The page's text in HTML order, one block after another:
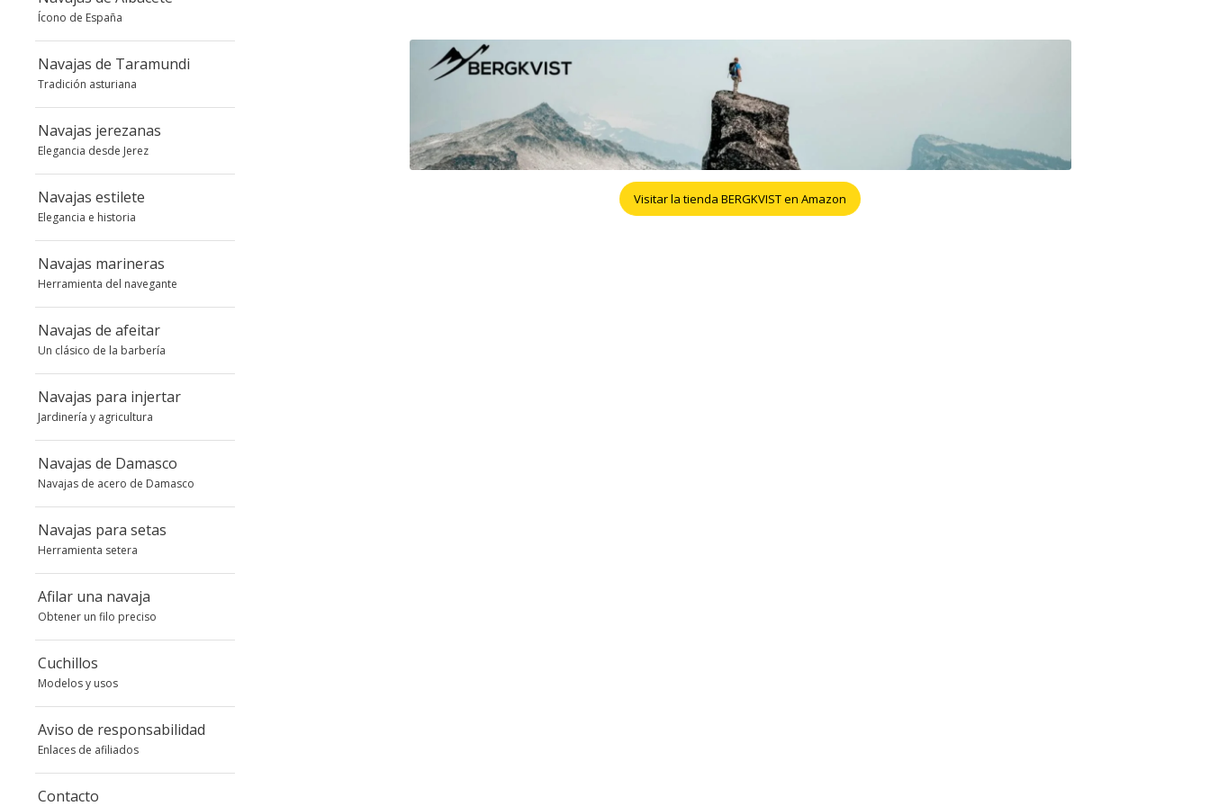
Ícono de España
Navajas de Taramundi
Tradición asturiana
Navajas jerezanas
Elegancia desde Jerez
Navajas estilete
Elegancia e historia
Navajas marineras
Herramienta del navegante
Navajas de afeitar
Un clásico de la barbería
Navajas para injertar
Jardinería y agricultura
Navajas de Damasco
Navajas de acero de Damasco
Navajas para setas
Herramienta setera
Afilar una navaja
Obtener un filo preciso
Cuchillos
Modelos y usos
Aviso de responsabilidad
Enlaces de afiliados
Contacto
Visitar la tienda BERGKVIST en Amazon